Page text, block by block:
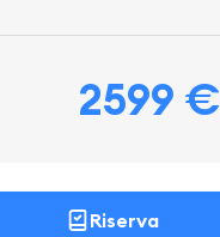
2599 €
Riserva